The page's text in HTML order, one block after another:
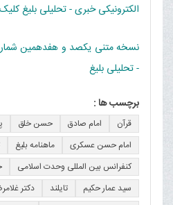
الکترونیکی خبری - تحلیلی بلیغ
نسخه متنی یکصد و هفدهمین شماره
- تحلیلی بلیغ
برچسب ها :
قرآن امام صادق حسن خلق
امام حسن عسکری
ماهنامه بلیغ
کنفرانس بین المللی وحدت اسلامی
سید عمار حکیم
تایلند
دکتر